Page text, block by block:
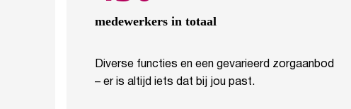
medewerkers in totaal
Diverse functies en een gevarieerd zorgaanbod
– er is altijd iets dat bij jou past.